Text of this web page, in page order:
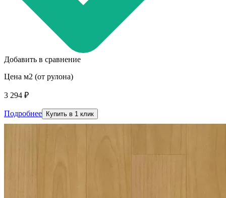
Добавить в сравнение
Цена м2 (от рулона)
3 294 ₽
Подробнее Купить в 1 клик